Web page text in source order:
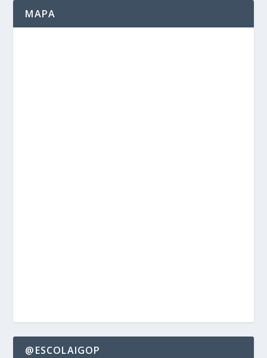
MAPA
@ESCOLAIGOP